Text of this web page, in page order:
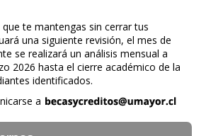
que te mantengas sin cerrar tus
una siguiente revisión, el mes de
se realizará un análisis mensual a
2026 hasta el cierre académico de la
identificados.
a